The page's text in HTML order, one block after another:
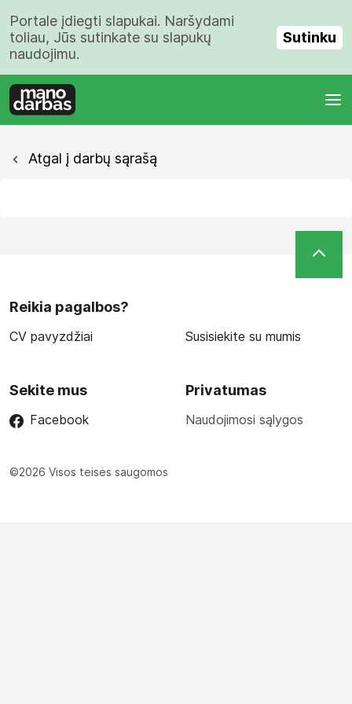
Portale įdiegti slapukai. Naršydami
toliau, Jūs sutinkate su slapukų
naudojimu.
Sutinku
Atgal į darbų sąrašą
Reikia pagalbos?
CV pavyzdžiai Susisiekite su mumis
Sekite mus
Facebook
Privatumas
Naudojimosi sąlygos
©2026 Visos teisės saugomos